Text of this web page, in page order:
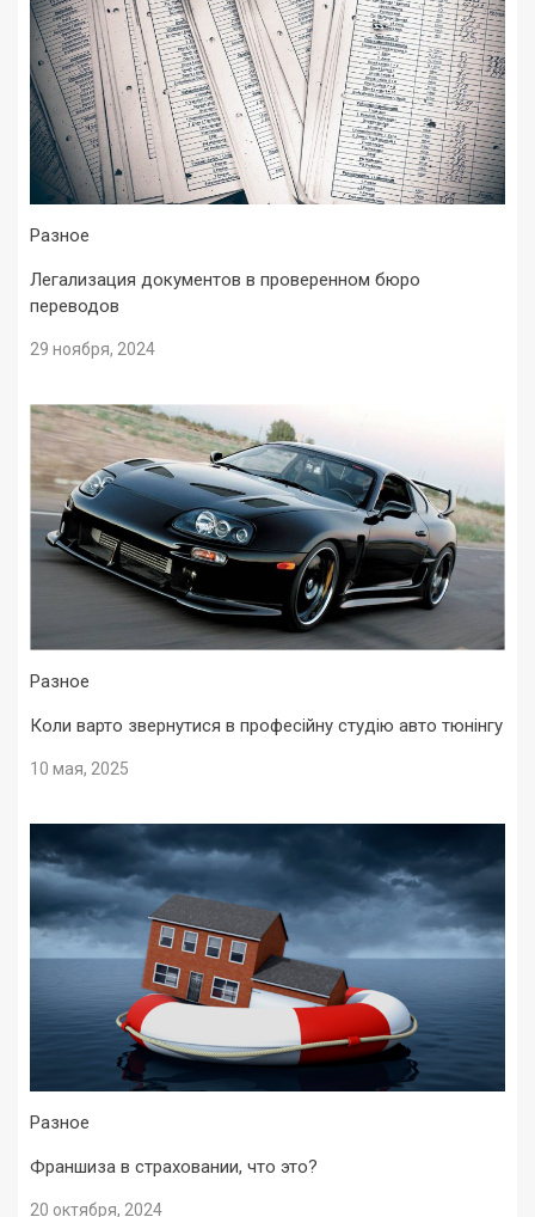
Разное
Легализация документов в проверенном бюро
переводов
29 ноября, 2024
Разное
Коли варто звернутися в професійну студію авто тюнінгу
10 мая, 2025
Разное
Франшиза в страховании, что это?
20 октября, 2024